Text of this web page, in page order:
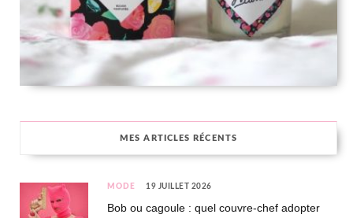
MES ARTICLES RÉCENTS
MODE 19 JUILLET 2026
Bob ou cagoule : quel couvre-chef adopter